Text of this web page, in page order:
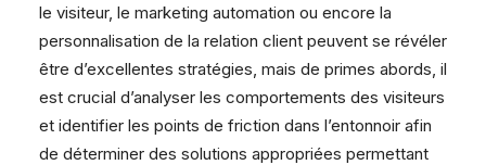
le visiteur, le marketing automation ou encore la
personnalisation de la relation client peuvent se révéler
être d’excellentes stratégies, mais de primes abords, il
est crucial d’analyser les comportements des visiteurs
et identifier les points de friction dans l’entonnoir afin
de déterminer des solutions appropriées permettant